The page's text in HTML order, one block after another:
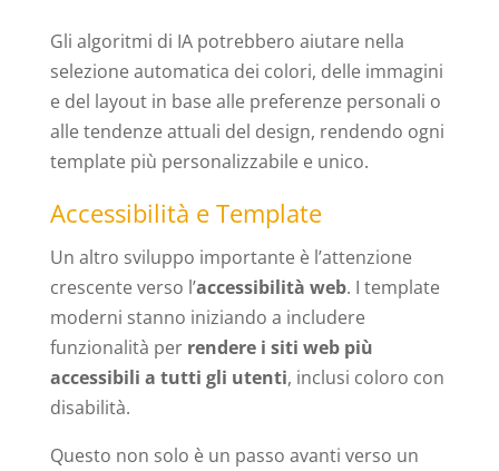
Gli algoritmi di IA potrebbero aiutare nella
selezione automatica dei colori, delle immagini
e del layout in base alle preferenze personali o
alle tendenze attuali del design, rendendo ogni
template più personalizzabile e unico.
Accessibilità e Template
Un altro sviluppo importante è l’attenzione
crescente verso l’accessibilità web. I template
moderni stanno iniziando a includere
funzionalità per rendere i siti web più
accessibili a tutti gli utenti, inclusi coloro con
disabilità.
Questo non solo è un passo avanti verso un